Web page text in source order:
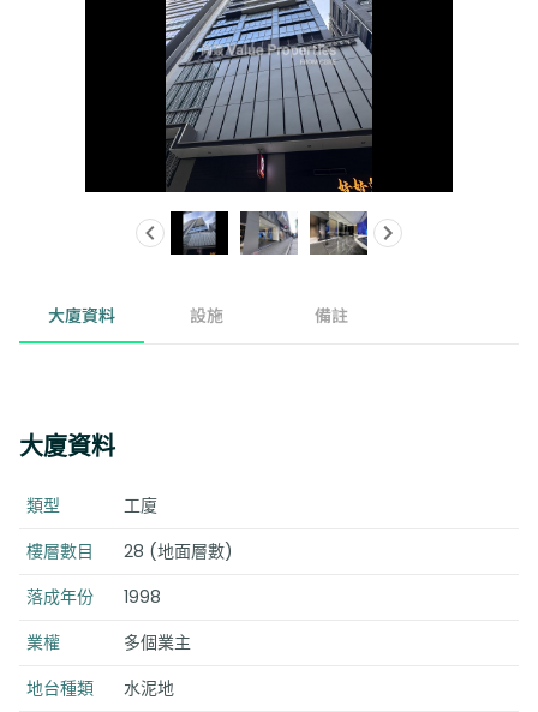
大廈資料 設施 備註
大廈資料
類型
工廈
樓層數目
28 (地面層數)
落成年份
1998
業權
多個業主
地台種類
水泥地